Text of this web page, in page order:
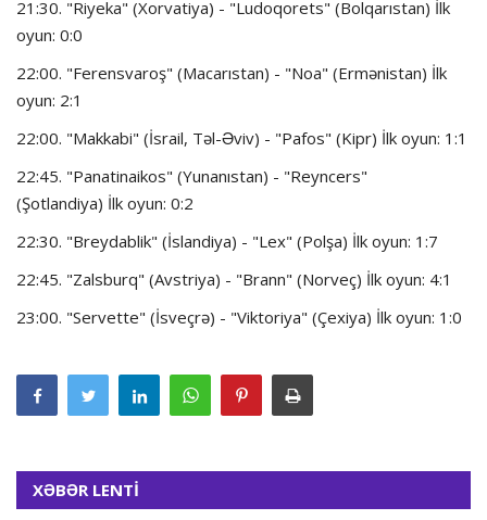
21:30. "Riyeka" (Xorvatiya) - "Ludoqorets" (Bolqarıstan) İlk
oyun: 0:0
22:00. "Ferensvaroş" (Macarıstan) - "Noa" (Ermənistan) İlk
oyun: 2:1
22:00. "Makkabi" (İsrail, Təl-Əviv) - "Pafos" (Kipr) İlk oyun: 1:1
22:45. "Panatinaikos" (Yunanıstan) - "Reyncers"
(Şotlandiya) İlk oyun: 0:2
22:30. "Breydablik" (İslandiya) - "Lex" (Polşa) İlk oyun: 1:7
22:45. "Zalsburq" (Avstriya) - "Brann" (Norveç) İlk oyun: 4:1
23:00. "Servette" (İsveçrə) - "Viktoriya" (Çexiya) İlk oyun: 1:0
XƏBƏR LENTİ